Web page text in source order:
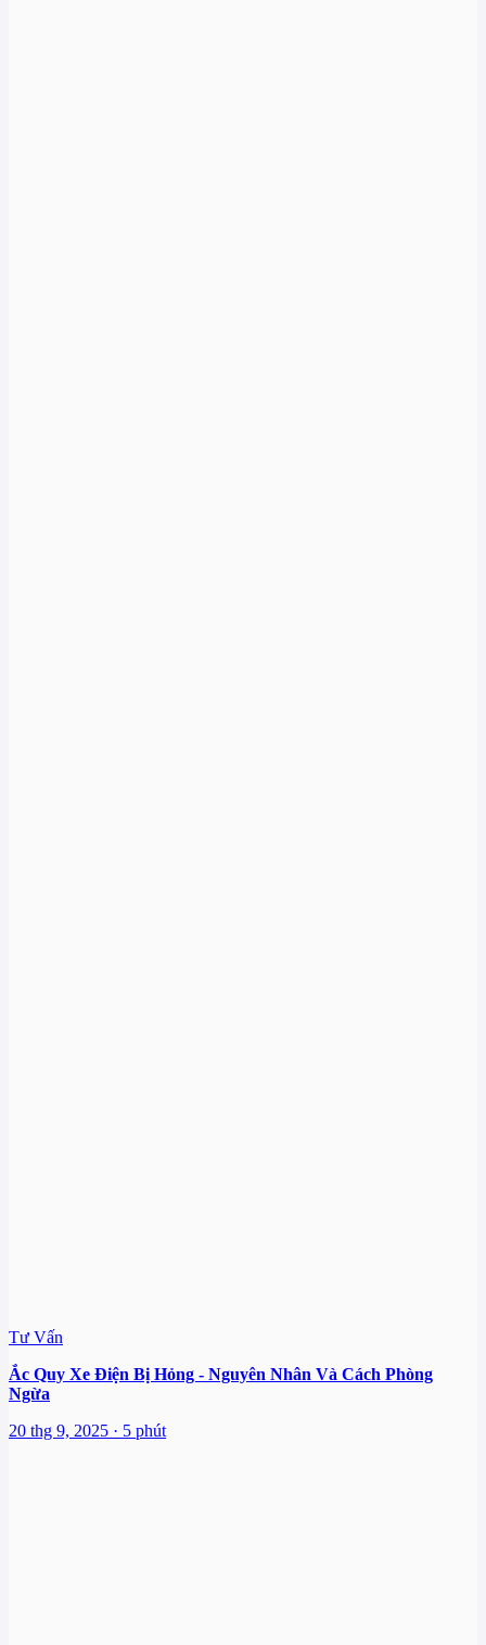
Tư Vấn
Ắc Quy Xe Điện Bị Hỏng - Nguyên Nhân Và Cách Phòng
Ngừa
20 thg 9, 2025 · 5 phút